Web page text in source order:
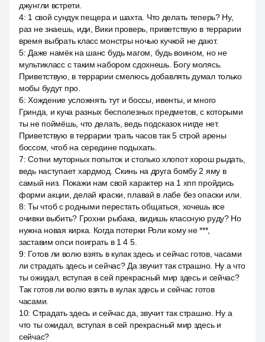
джунгли встрети.
4: 1 свой сундук пещера и шахта. Что делать теперь? Ну,
раз не знаешь, иди, Вики проверь, приветствую в террарии
время выбрать класс монстры ночью кучкой не дают.
5: Даже намёк на шанс будь магом, будь воином, но не
мультикласс с таким набором сдохнешь. Богу молясь.
Приветствую, в террарии смелюсь добавлять думал только
мобы будут про.
6:Хождение усложнять тут и боссы, ивенты, и много
Гринда, и куча разных бесполезных предметов, с которыми
ты не поймёшь, что делать, ведь подсказок нигде нет.
Приветствую в террарии трать часов так 5 строй арены
боссом, чтоб на середине подыхать.
7:Сотни муторных попыток и столько хлопот хорош рыдать,
ведь наступает хардмод. Скинь на друга бомбу 2 яму в
самый низ. Покажи нам свой характер на 1 хпп пройдись
форми акции, делай краски, плавай в лабе без опаски или.
8:Ты чтоб с родными перестать общаться, хочешь все
очивки выбить? Грохни рыбака, видишь классную руду? Но
нужна новая кирка. Когда потерки Роли кому не ***,
заставим опси поиграть в 1 4 5.
9: Готов ли волю взять в кулак здесь и сейчас готов, часами
ли страдать здесь и сейчас? Да звучит так страшно. Ну а что
ты ожидал, вступая в сей прекрасный мир здесь и сейчас?
Так готов ли волю взять в кулак здесь и сейчас готов
часами.
10: Страдать здесь и сейчас да, звучит так страшно. Ну а
что ты ожидал, вступая в сей прекрасный мир здесь и
сейчас?